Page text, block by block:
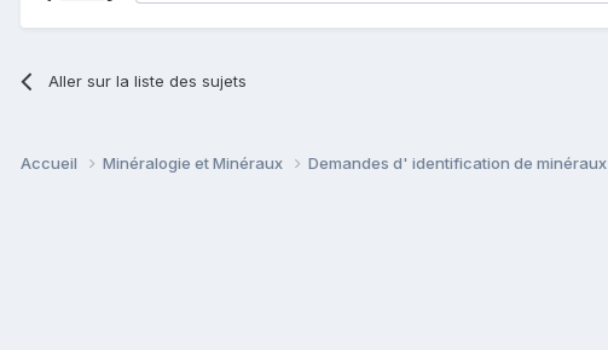
Aller sur la liste des sujets
Accueil Minéralogie et Minéraux Demandes d' identification de minéraux